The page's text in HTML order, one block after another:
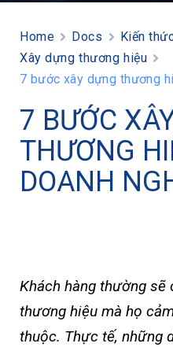
Home Docs
Kiến
Xây dựng thương hiệu
7 bước xây dựng thương
7 BƯỚC
THƯƠNG
DOANH
Khách hàng thường
thương hiệu mà họ
thuộc. Thực tế, những